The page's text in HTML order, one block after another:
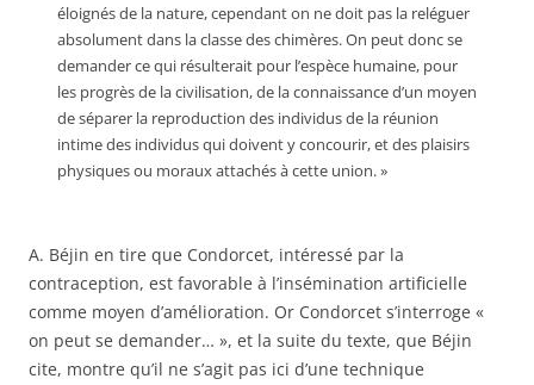
éloignés de la nature, cependant on ne doit pas la reléguer
absolument dans la classe des chimères. On peut donc se
demander ce qui résulterait pour l’espèce humaine, pour
les progrès de la civilisation, de la connaissance d’un moyen
de séparer la reproduction des individus de la réunion
intime des individus qui doivent y concourir, et des plaisirs
physiques ou moraux attachés à cette union. »
A. Béjin en tire que Condorcet, intéressé par la
contraception, est favorable à l’insémination artificielle
comme moyen d’amélioration. Or Condorcet s’interroge «
on peut se demander… », et la suite du texte, que Béjin
cite, montre qu’il ne s’agit pas ici d’une technique